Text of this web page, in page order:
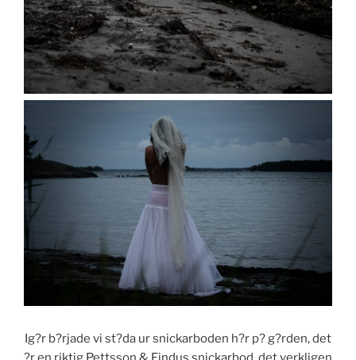
Ig?r b?rjade vi st?da ur snickarboden h?r p? g?rden, det